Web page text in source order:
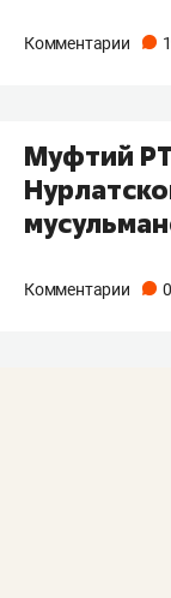
Комментарии
Муфтий
Комментарии 0